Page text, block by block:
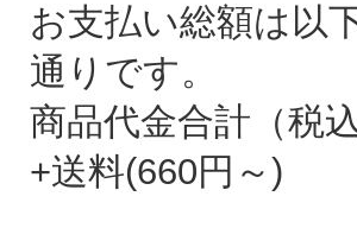
お支払い総額は以
通りです。
商品代金合計（税込
+送料(660円～)